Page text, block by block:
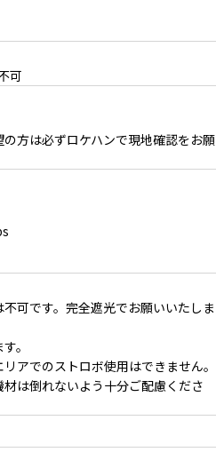
可
方は必ずロケハンで現地確認をお願
可です。完全遮光でお願いいたしま
。
アでのストロボ使用はできません。
は倒れないよう十分ご配慮くださ